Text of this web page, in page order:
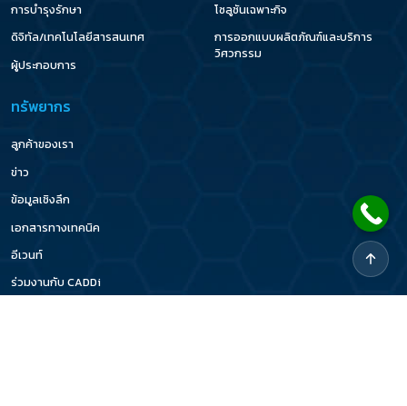
การบำรุงรักษา
ดิจิทัล/เทคโนโลยีสารสนเทศ
ผู้ประกอบการ
โซลูชันเฉพาะกิจ
การออกแบบผลิตภัณฑ์และบริการ
วิศวกรรม
ทรัพยากร
ลูกค้าของเรา
ข่าว
ข้อมูลเชิงลึก
เอกสารทางเทคนิค
อีเวนท์
ร่วมงานกับ CADDi